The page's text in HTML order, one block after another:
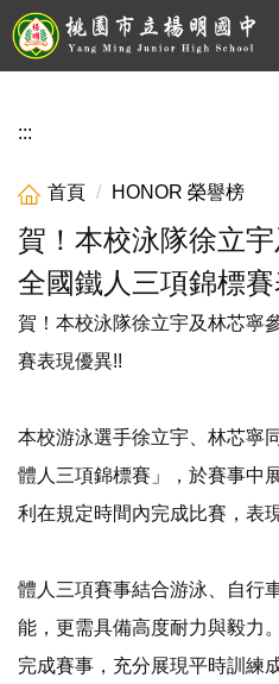
跳
到
主
內
區
:::
首頁 HONOR 榮譽榜
賀！本校泳隊徐立
全國鐵人三項錦標
賀！本校泳隊徐立宇及林芯寧
賽表現優異!!
本校游泳選手徐立宇、林芯寧
體人三項錦標賽」，於賽事中
利在規定時間內完成比賽，表
體人三項賽事結合游泳、自行
能，更需具備高度耐力與毅力
完成賽事，充分展現平時訓練